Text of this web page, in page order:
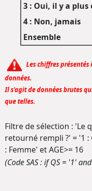
3 : Oui, il y a plus
4 : Non, jamais
Ensemble
Les chiffres
données.
Il s'agit de données brutes
que telles.
Filtre de sélection : 'Le
retourné rempli ?' = '1 :
: Femme' et AGE>= 16
(Code SAS : if QS = '1'